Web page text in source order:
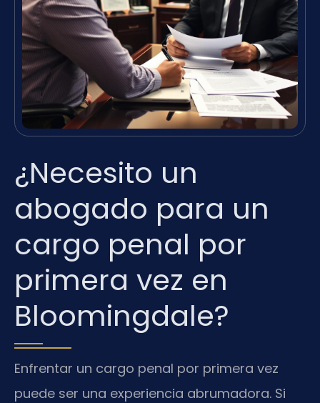
¿Necesito un
abogado para un
cargo penal por
primera vez en
Bloomingdale?
Enfrentar un cargo penal por primera vez
puede ser una experiencia abrumadora. Si